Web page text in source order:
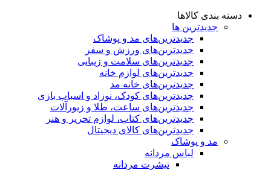
دسته بندی کالاها
جدیدترین ها
جدید‌ترین‌های مد و پوشاک
جدید‌ترین‌های ورزش و سفر
جدید‌ترین‌های سلامت و زیبایی
جدید‌ترین‌های لوازم خانه
جدیدترین‌های خانه مد
جدید‌ترین‌های کودک، نوزاد و اسباب بازی
جدید‌ترین‌های ساعت، طلا و زیورآلات
جدید‌ترین‌های کتاب، لوازم تحریر و هنر
جدید‌ترین‌های کالای دیجیتال
مد و پوشاک
لباس مردانه
تیشرت مردانه